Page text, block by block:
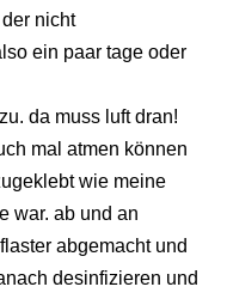
nicht
ein paar tage oder
da muss luft dran!
mal atmen können
wie meine
war. ab und an
abgemacht und
desinfizieren und